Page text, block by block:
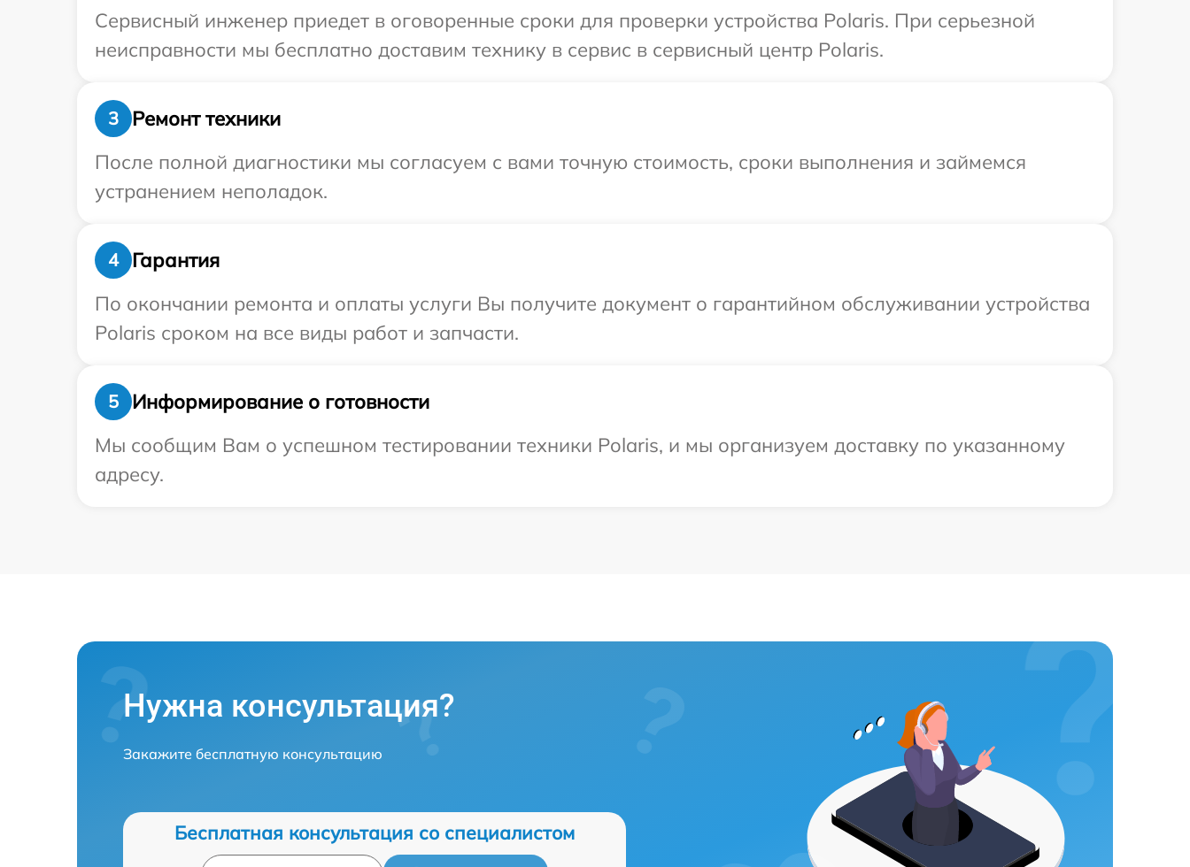
Сервисный инженер приедет в оговоренные сроки для проверки устройства Polaris. При серьезной
неисправности мы бесплатно доставим технику в сервис в сервисный центр Polaris.
3
Ремонт техники
После полной диагностики мы согласуем с вами точную стоимость, сроки выполнения и займемся
устранением неполадок.
4
Гарантия
По окончании ремонта и оплаты услуги Вы получите документ о гарантийном обслуживании устройства
Polaris сроком на все виды работ и запчасти.
5
Информирование о готовности
Мы сообщим Вам о успешном тестировании техники Polaris, и мы организуем доставку по указанному
адресу.
Нужна консультация?
Закажите бесплатную консультацию
Бесплатная консультация со специалистом